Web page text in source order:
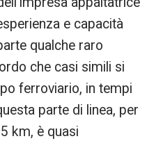
e capacità
qualche raro
che casi simili si
ferroviario, in tempi
parte di linea, per
km, è quasi